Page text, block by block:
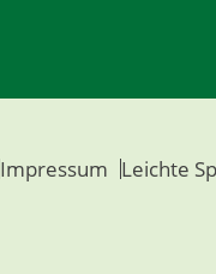
Impressum Leichte